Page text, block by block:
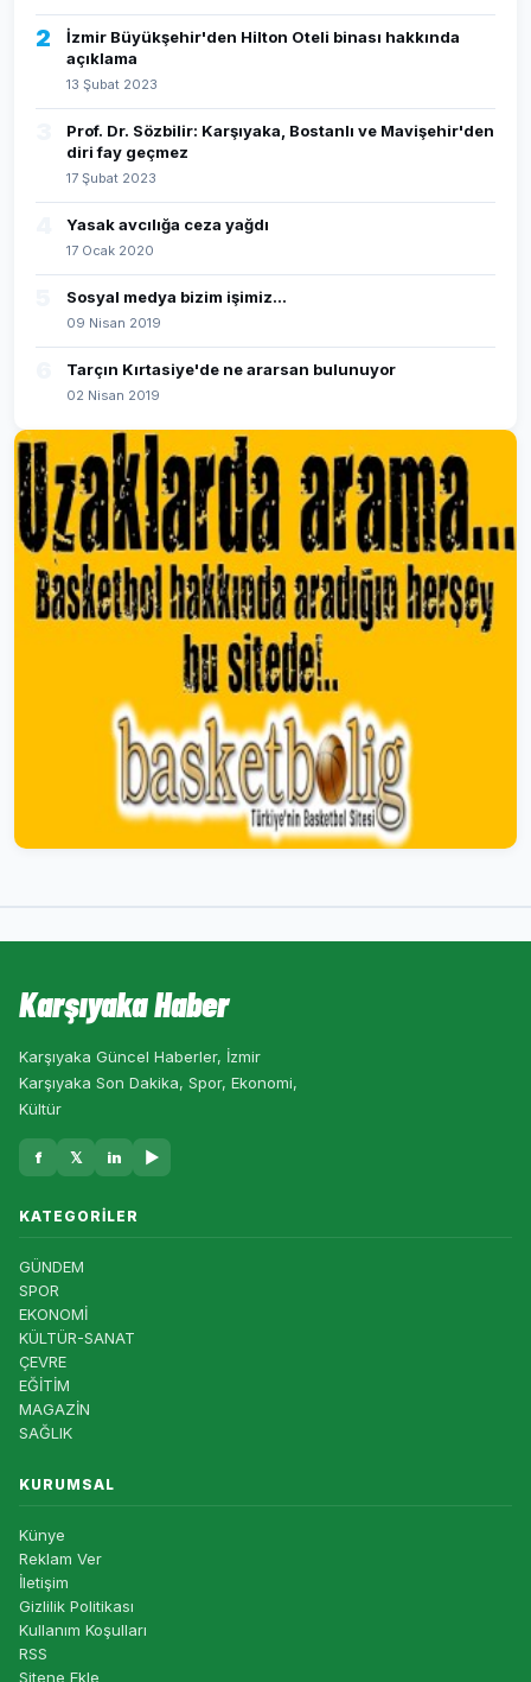
2
İzmir Büyükşehir'den Hilton Oteli binası hakkında
açıklama
13 Şubat 2023
Prof. Dr. Sözbilir: Karşıyaka, Bostanlı ve Mavişehir'den
diri fay geçmez
17 Şubat 2023
Yasak avcılığa ceza yağdı
17 Ocak 2020
Sosyal medya bizim işimiz...
09 Nisan 2019
Tarçın Kırtasiye'de ne ararsan bulunuyor
02 Nisan 2019
Karşıyaka Haber
Karşıyaka Güncel Haberler, İzmir
Karşıyaka Son Dakika, Spor, Ekonomi,
Kültür
f 𝕏 in ▶
KATEGORILER
GÜNDEM
SPOR
EKONOMİ
KÜLTÜR-SANAT
ÇEVRE
EĞİTİM
MAGAZİN
SAĞLIK
KURUMSAL
Künye
Reklam Ver
İletişim
Gizlilik Politikası
Kullanım Koşulları
RSS
Sitene Ekle